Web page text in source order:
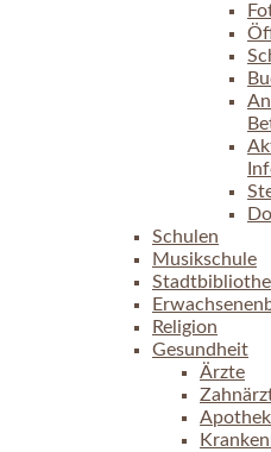
Schulen
Musikschule
Religion
Gesundheit
Ärzte